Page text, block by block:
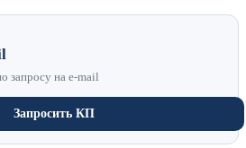
запросу на e-mail
Запросить КП